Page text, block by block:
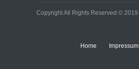
Copyright All Rights Reserved © 2019
Home Impressum